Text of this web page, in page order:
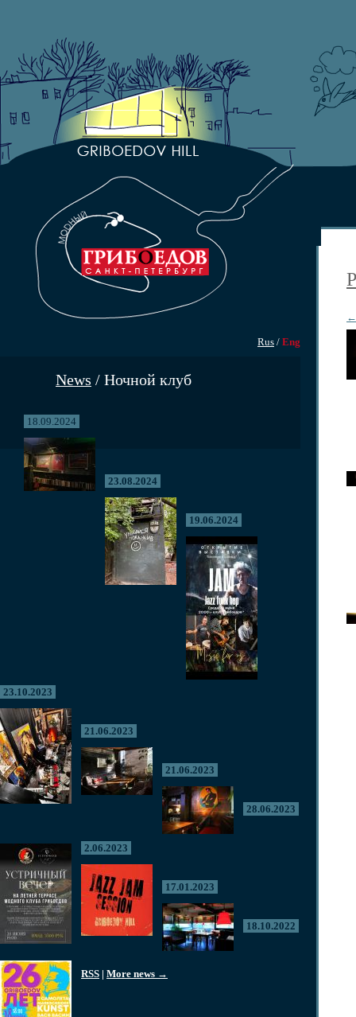
Rus / Eng
News / Ночной клуб
18.09.2024
23.08.2024
19.06.2024
23.10.2023
21.06.2023
21.06.2023
28.06.2023
2.06.2023
17.01.2023
18.10.2022
RSS | More news →
←